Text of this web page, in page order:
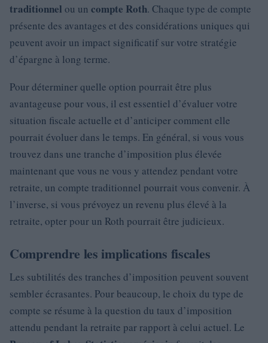
traditionnel ou un compte Roth. Chaque type de compte
présente des avantages et des considérations uniques qui
peuvent avoir un impact significatif sur votre stratégie
d’épargne à long terme.
Pour déterminer quelle option pourrait être plus
avantageuse pour vous, il est essentiel d’évaluer votre
situation fiscale actuelle et d’anticiper comment elle
pourrait évoluer dans le temps. En général, si vous vous
trouvez dans une tranche d’imposition plus élevée
maintenant que vous ne vous y attendez pendant votre
retraite, un compte traditionnel pourrait vous convenir. À
l’inverse, si vous prévoyez un revenu plus élevé à la
retraite, opter pour un Roth pourrait être judicieux.
Comprendre les implications fiscales
Les subtilités des tranches d’imposition peuvent souvent
sembler écrasantes. Pour beaucoup, le choix du type de
compte se résume à la question du taux d’imposition
attendu pendant la retraite par rapport à celui actuel. Le